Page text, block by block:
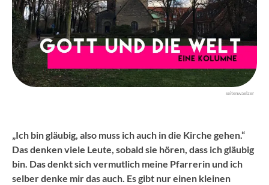
seitenwaelzer
„Ich bin gläubig, also muss ich auch in die Kirche gehen.“
Das denken viele Leute, sobald sie hören, dass ich gläubig
bin. Das denkt sich vermutlich meine Pfarrerin und ich
selber denke mir das auch. Es gibt nur einen kleinen